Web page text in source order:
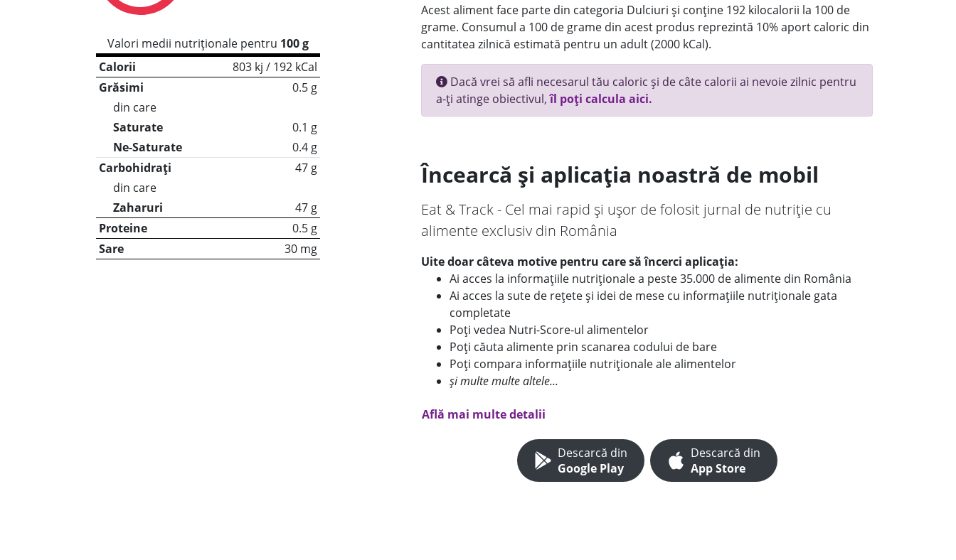
Valori medii nutriționale pentru 100 g
Calorii
803 kj / 192 kCal
Grăsimi
0.5 g
din care
Saturate
0.1 g
Ne-Saturate
0.4 g
Carbohidrați
47 g
din care
Zaharuri
47 g
Proteine
0.5 g
Sare
30 mg
Acest aliment face parte din categoria Dulciuri și conține 192 kilocalorii la 100 de
grame. Consumul a 100 de grame din acest produs reprezintă 10% aport caloric din
cantitatea zilnică estimată pentru un adult (2000 kCal).
Dacă vrei să afli necesarul tău caloric și de câte calorii ai nevoie zilnic pentru
a-ți atinge obiectivul,îl poți calcula aici.
Încearcă și aplicația noastră de mobil
Eat & Track - Cel mai rapid și ușor de folosit jurnal de nutriție cu
alimente exclusiv din România
Uite doar câteva motive pentru care să încerci aplicația:
Ai acces la informațiile nutriționale a peste 35.000 de alimente din România
Ai acces la sute de rețete și idei de mese cu informațiile nutriționale gata
completate
Poți vedea Nutri-Score-ul alimentelor
Poți căuta alimente prin scanarea codului de bare
Poți compara informațiile nutriționale ale alimentelor
și multe multe altele...
Află mai multe detalii
Descarcă din
Google Play
Descarcă din
App Store